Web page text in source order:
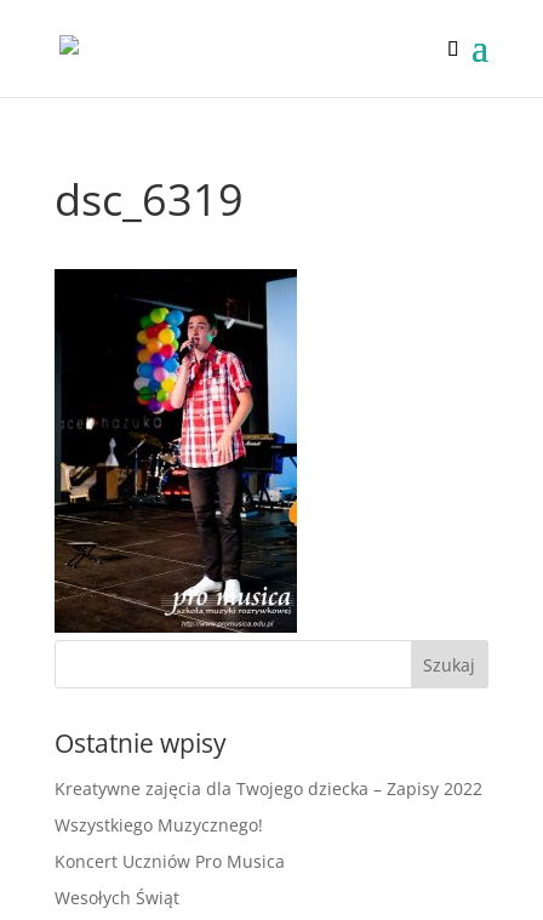
dsc_6319
Ostatnie wpisy
Kreatywne zajęcia dla Twojego dziecka – Zapisy 2022
Wszystkiego Muzycznego!
Koncert Uczniów Pro Musica
Wesołych Świąt